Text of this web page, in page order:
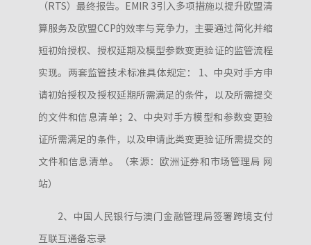
（RTS）最终报告。EMIR 3引入多项措施以提升欧盟清
算服务及欧盟CCP的效率与竞争力，主要通过简化并缩
短初始授权、授权延期及模型参数变更验证的监管流程
实现。两套监管技术标准具体规定： 1、中央对手方申
请初始授权及授权延期所需满足的条件，以及所需提交
的文件和信息清单；2、中央对手方模型和参数变更验
证所需满足的条件，以及申请此类变更验证所需提交的
文件和信息清单。（来源：欧洲证券和市场管理局 网
站）
2、中国人民银行与澳门金融管理局签署跨境支付
互联互通备忘录